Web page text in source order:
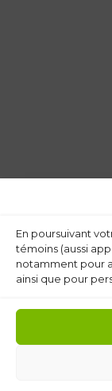
En poursuivant
témoins (aussi
notamment pour
ainsi que pour